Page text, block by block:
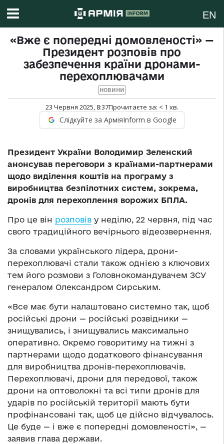
EN
«Вже є попередні домовленості» —
Президент розповів про
забезпечення країни дронами-
перехоплювачами
НОВИНИ
23 Червня 2025, 8:37Прочитаєте за: < 1 хв.
Слідкуйте за АрміяInform в Google
Президент України Володимир Зеленский
анонсував переговори з країнами-партнерами
щодо виділення коштів на програму з
виробництва безпілотних систем, зокрема,
дронів для перехоплення ворожих БПЛА.
Про це він розповів у неділю, 22 червня, під час
свого традиційного вечірнього відеозвернення.
За словами українського лідера, дрони-
перехоплювачі стали також однією з ключових
тем його розмови з Головнокомандувачем ЗСУ
генералом Олександром Сирським.
«Все має бути налаштовано системно так, щоб
російські дрони — російські розвідники —
знищувались, і знищувались максимально
оперативно. Окремо говоритиму на тижні з
партнерами щодо додаткового фінансування
для виробництва дронів-перехоплювачів.
Перехоплювачі, дрони для передової, також
дрони на оптоволокні та всі типи дронів для
ударів по російській території мають бути
профінансовані так, щоб це дійсно відчувалось.
Це буде — і вже є попередні домовленості», —
заявив глава держави.